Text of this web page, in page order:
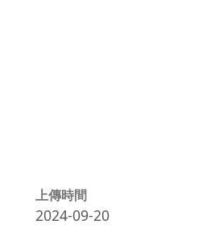
上傳時間
2024-09-20